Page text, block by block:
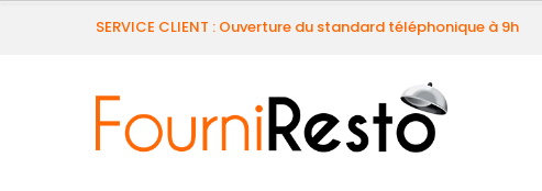
SERVICE CLIENT : Ouverture du standard téléphonique à 9h